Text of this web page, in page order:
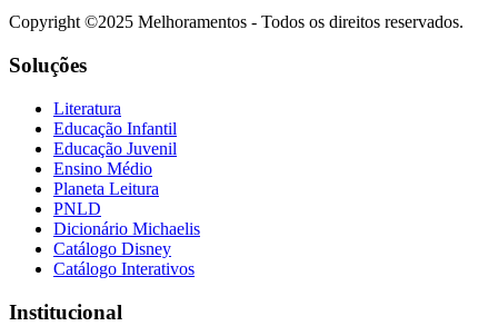
Copyright ©2025 Melhoramentos - Todos os direitos reservados.
Soluções
Literatura
Educação Infantil
Educação Juvenil
Ensino Médio
Planeta Leitura
PNLD
Dicionário Michaelis
Catálogo Disney
Catálogo Interativos
Institucional